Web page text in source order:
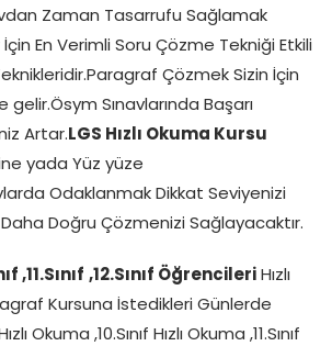
Zaman Tasarrufu Sağlamak
En Verimli Soru Çözme Tekniği Etkili
Çözmek Sizin İçin
Sınavlarında Başarı
Artar.LGS Hızlı Okuma Kursu
yada Yüz yüze
Odaklanmak Dikkat Seviyenizi
Daha Doğru Çözmenizi Sağlayacaktır.
,11.Sınıf ,12.Sınıf Öğrencileri Hızlı
Kursuna İstedikleri Günlerde
Okuma ,10.Sınıf Hızlı Okuma ,11.Sınıf